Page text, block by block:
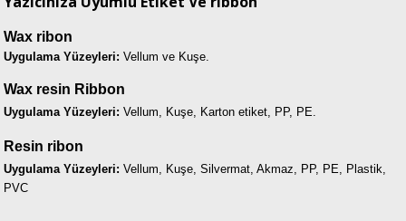
Wax ribon
Uygulama Yüzeyleri: Vellum ve Kuşe.
Wax resin Ribbon
Uygulama Yüzeyleri: Vellum, Kuşe, Karton etiket, PP, PE.
Resin ribon
Uygulama Yüzeyleri: Vellum, Kuşe, Silvermat, Akmaz, PP, PE, Plastik,
PVC